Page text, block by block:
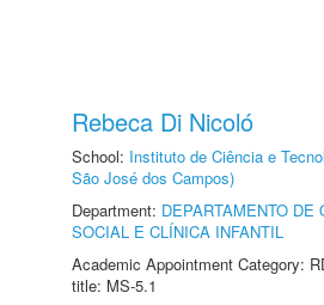
Rebeca Di Nicoló
School: Instituto de Ciência e
São José dos Campos)
Department: DEPARTAMENTO DE
SOCIAL E CLÍNICA INFANTIL
Academic Appointment Category:
title: MS-5.1